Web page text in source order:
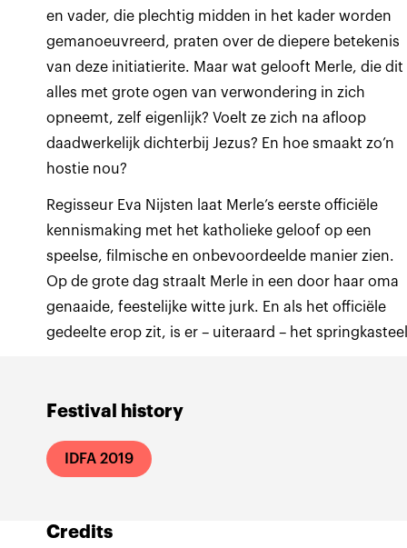
Festival history
IDFA 2019
en vader, die plechtig midden in het kader worden
gemanoeuvreerd, praten over de diepere betekenis
van deze initiatierite. Maar wat gelooft Merle, die dit
alles met grote ogen van verwondering in zich
opneemt, zelf eigenlijk? Voelt ze zich na afloop
daadwerkelijk dichterbij Jezus? En hoe smaakt zo’n
hostie nou?
Regisseur Eva Nijsten laat Merle’s eerste officiële
kennismaking met het katholieke geloof op een
speelse, filmische en onbevoordeelde manier zien.
Op de grote dag straalt Merle in een door haar oma
genaaide, feestelijke witte jurk. En als het officiële
gedeelte erop zit, is er – uiteraard – het
Credits